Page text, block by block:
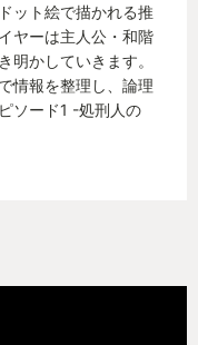
ット絵で描かれる推
ヤーは主人公・和階
明かしていきます。
情報を整理し、論理
ソード1 -処刑人の